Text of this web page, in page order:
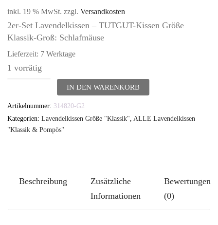
inkl. 19 % MwSt. zzgl. Versandkosten
2er-Set Lavendelkissen – TUTGUT-Kissen Größe
Klassik-Groß: Schlafmäuse
Lieferzeit: 7 Werktage
1 vorrätig
Lavendelkissen
-
IN DEN WARENKORB
Artikelnummer: 314820-G2
Kategorien: Lavendelkissen Größe "Klassik" ALLE Lavendelkissen
"Klassik & Pompös"
Beschreibung
Zusätzliche
Informationen
Bewertungen
(0)